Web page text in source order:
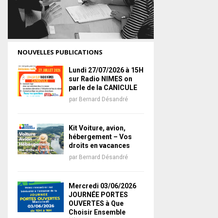
NOUVELLES PUBLICATIONS
Lundi 27/07/2026 à 15H
sur Radio NIMES on
parle de la CANICULE
par Bernard Désandré
Kit Voiture, avion,
hébergement – Vos
droits en vacances
par Bernard Désandré
Mercredi 03/06/2026
JOURNÉE PORTES
OUVERTES à Que
Choisir Ensemble